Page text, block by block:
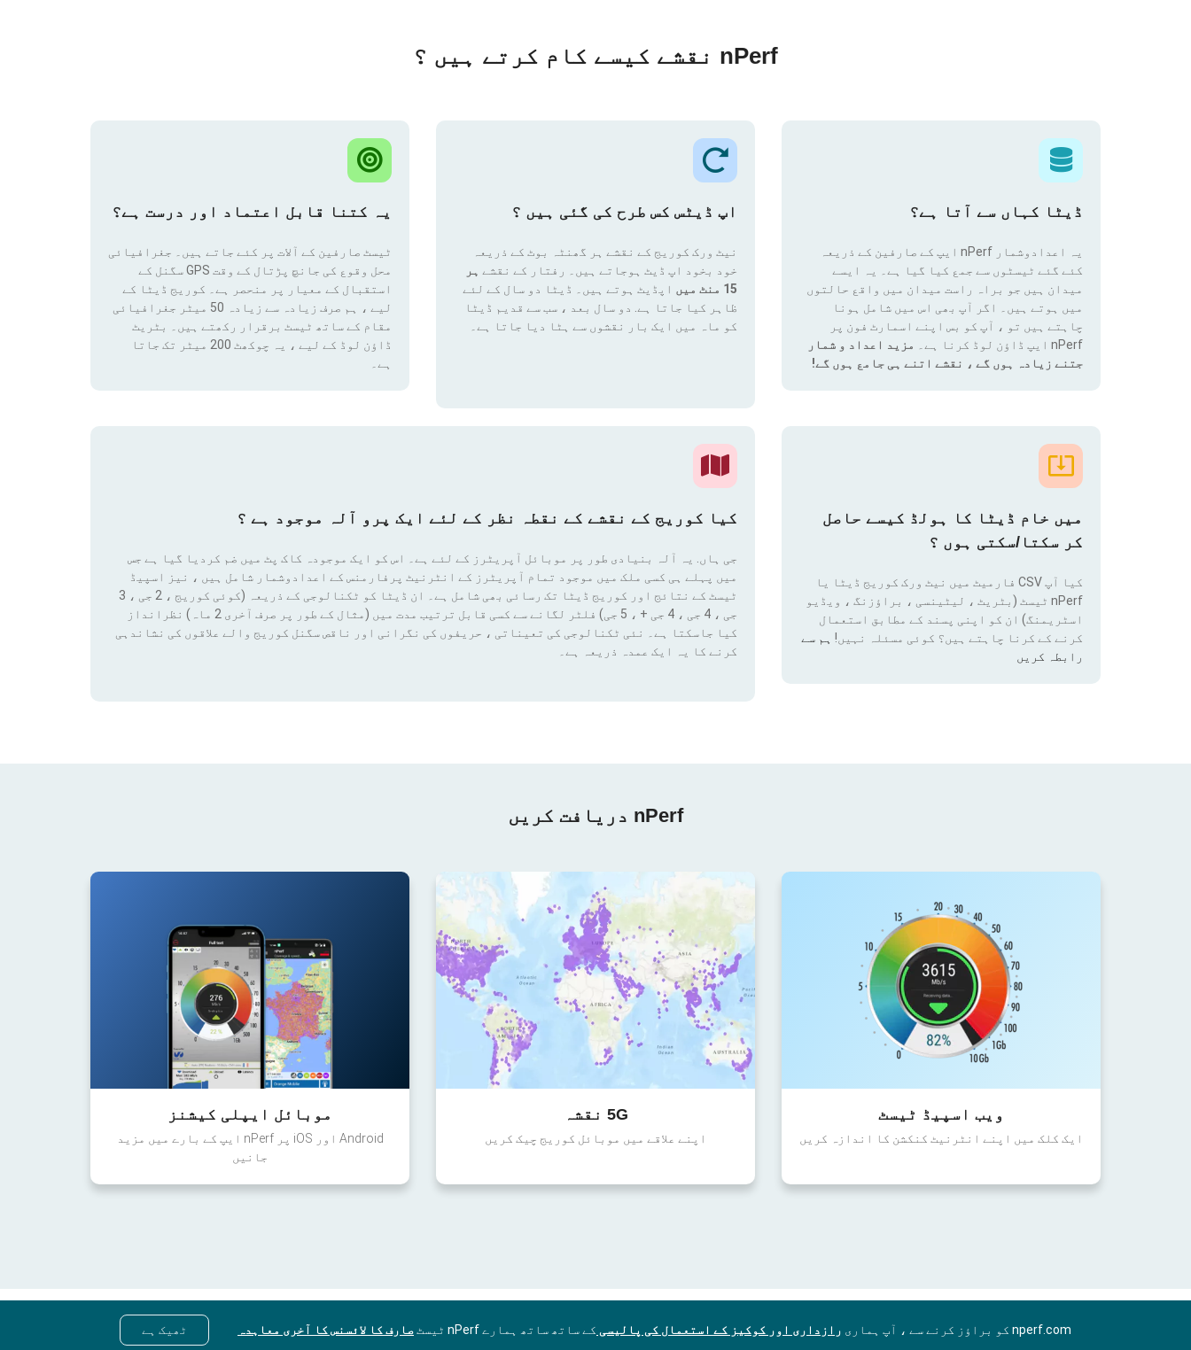
nPerf نقشے کیسے کام کرتے ہیں ؟
ڈیٹا کہاں سے آتا ہے؟
یہ اعدادوشمار nPerf ایپ کے صارفین کے ذریعہ
کئے گئے ٹیسٹوں سے جمع کیا گیا ہے۔ یہ ایسے
میدان ہیں جو براہ راست میدان میں واقع حالتوں
میں ہوتے ہیں۔ اگر آپ بھی اس میں شامل ہونا
چاہتے ہیں تو ، آپ کو بس اپنے اسمارٹ فون پر
nPerf ایپ ڈاؤن لوڈ کرنا ہے۔
مزید اعداد و شمار
جتنے زیادہ ہوں گے ، نقشے اتنے ہی جامع ہوں گے!
اپ ڈیٹس کس طرح کی گئی ہیں ؟
نیٹ ورک کوریج کے نقشے ہر گھنٹہ بوٹ کے ذریعہ
خود بخود اپ ڈیٹ ہوجاتے ہیں۔ رفتار کے نقشے ہر
15 منٹ میں
اپڈیٹ ہوتے ہیں۔ ڈیٹا دو سال کے لئے
ظاہر کیا جاتا ہے. دو سال بعد ، سب سے قدیم ڈیٹا
کو ماہ میں ایک بار نقشوں سے ہٹا دیا جاتا ہے۔
یہ کتنا قابل اعتماد اور درست ہے؟
ٹیسٹ صارفین کے آلات پر کئے جاتے ہیں۔ جغرافیائی
محل وقوع کی جانچ پڑتال کے وقت GPS سگنل کے
استقبال کے معیار پر منحصر ہے۔ کوریج ڈیٹا کے
لیے ، ہم صرف زیادہ سے زیادہ 50 میٹر جغرافیائی
مقام کے ساتھ ٹیسٹ برقرار رکھتے ہیں۔ بٹریٹ
ڈاؤن لوڈ کے لیے ، یہ چوکھٹ 200 میٹر تک جاتا
ہے۔
میں خام ڈیٹا کا ہولڈ کیسے حاصل
کر سکتا/سکتی ہوں ؟
کیا آپ CSV فارمیٹ میں نیٹ ورک کوریج ڈیٹا یا
nPerf ٹیسٹ (بٹریٹ ، لیٹینسی ، براؤزنگ ، ویڈیو
اسٹریمنگ) ان کو اپنی پسند کے مطابق استعمال
کرنے کے کرنا چاہتے ہیں؟ کوئی مسئلہ نہیں! ہم سے
رابطہ کریں
کیا کوریج کے نقشے کے نقطہ نظر کے لئے ایک پرو آلہ موجود ہے ؟
جی ہاں. یہ آلہ بنیادی طور پر موبائل آپریٹرز کے لئے ہے۔ اس کو ایک موجودہ کاک پٹ میں ضم کردیا گیا ہے جس
میں پہلے ہی کسی ملک میں موجود تمام آپریٹرز کے انٹرنیٹ پرفارمنس کے اعدادوشمار شامل ہیں ، نیز اسپیڈ
ٹیسٹ کے نتائج اور کوریج ڈیٹا تک رسائی بھی شامل ہے۔ ان ڈیٹا کو ٹکنالوجی کے ذریعہ (کوئی کوریج ، 2 جی ، 3
جی ، 4 جی ، 4 جی + ، 5 جی) فلٹر لگانے سے کسی قابل ترتیب مدت میں (مثال کے طور پر صرف آخری 2 ماہ) نظرانداز
کیا جاسکتا ہے۔ نئی ٹکنالوجی کی تعیناتی ، حریفوں کی نگرانی اور ناقص سگنل کوریج والے علاقوں کی نشاندہی
کرنے کا یہ ایک عمدہ ذریعہ ہے۔
nPerf دریافت کریں
ویب اسپیڈ ٹیسٹ
ایک کلک میں اپنے انٹرنیٹ کنکشن کا اندازہ کریں
5G نقشہ
اپنے علاقے میں موبائل کوریج چیک کریں
موبائل ایپلی کیشنز
Android اور iOS پر nPerf ایپ کے بارے میں مزید
جانیں
nperf.com کو براؤز کرنے سے ، آپ ہماری رازداری اور کوکیز کے استعمال کی پالیسی کے ساتھ ساتھ ہمارے nPerf ٹیسٹ صارف کا لائسنس کا آخری معاہدہ ٹھیک ہے